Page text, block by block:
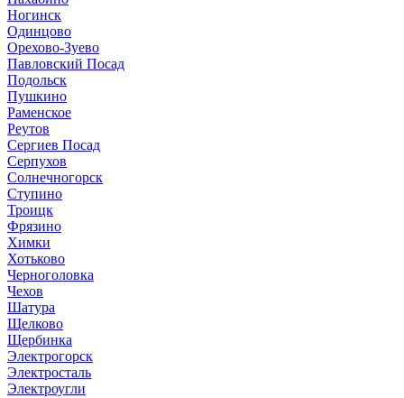
Ногинск
Одинцово
Орехово-Зуево
Павловский Посад
Подольск
Пушкино
Раменское
Реутов
Сергиев Посад
Серпухов
Солнечногорск
Ступино
Троицк
Фрязино
Химки
Хотьково
Черноголовка
Чехов
Шатура
Щелково
Щербинка
Электрогорск
Электросталь
Электроугли